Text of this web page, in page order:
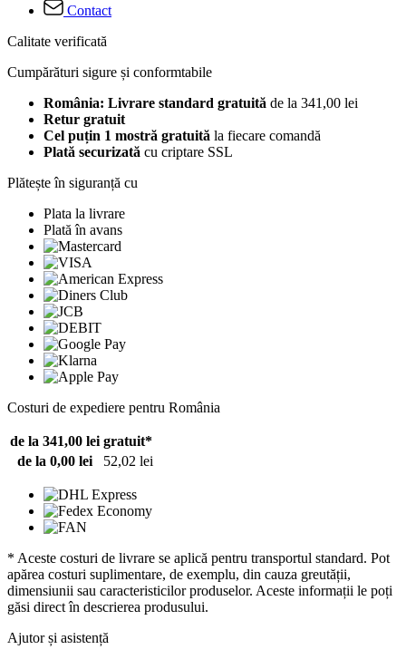
Contact
Calitate verificată
Cumpărături sigure și conformtabile
România: Livrare standard gratuită de la 341,00 lei
Retur gratuit
Cel puțin 1 mostră gratuită la fiecare comandă
Plată securizată cu criptare SSL
Plătește în siguranță cu
Plata la livrare
Plată în avans
Costuri de expediere pentru România
de la 341,00 lei gratuit*
de la 0,00 lei
52,02 lei
* Aceste costuri de livrare se aplică pentru transportul standard. Pot
apărea costuri suplimentare, de exemplu, din cauza greutății,
dimensiunii sau caracteristicilor produselor. Aceste informații le poți
găsi direct în descrierea produsului.
Ajutor și asistență